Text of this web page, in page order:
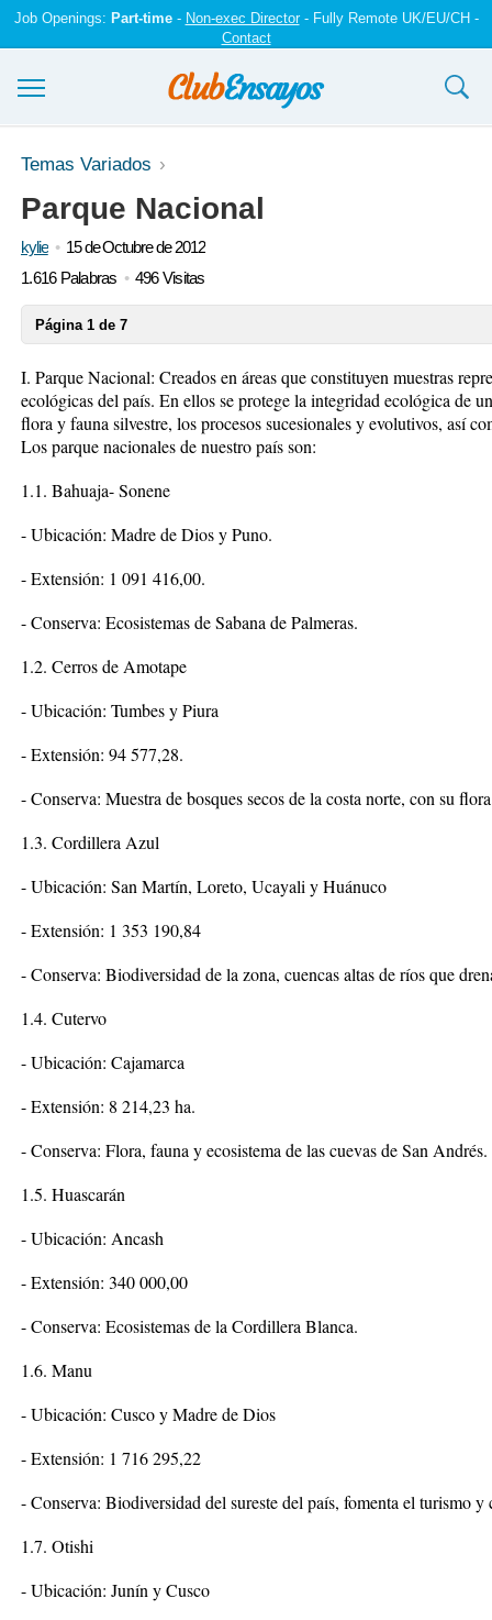
Job Openings: Part-time- Non-exec Director- Fully Remote UK/EU/CH -
Contact
Ensayos y trabajos
Registrarse
Iniciar sesión
Temas Variados
Parque Nacional
kylie
15 de Octubre de 2012
1.616 Palabras
496 Visitas
Página 1 de 7
I. Parque Nacional: Creados en áreas que constituyen muestras
ecológicas del país. En ellos se protege la integridad ecológica de
flora y fauna silvestre, los procesos sucesionales y evolutivos, así
Los parque nacionales de nuestro país son:
1.1. Bahuaja- Sonene
- Ubicación: Madre de Dios y Puno.
- Extensión: 1 091 416,00.
- Conserva: Ecosistemas de Sabana de Palmeras.
1.2. Cerros de Amotape
- Ubicación: Tumbes y Piura
- Extensión: 94 577,28.
- Conserva: Muestra de bosques secos de la costa norte, con su
1.3. Cordillera Azul
- Ubicación: San Martín, Loreto, Ucayali y Huánuco
- Extensión: 1 353 190,84
- Conserva: Biodiversidad de la zona, cuencas altas de ríos que
1.4. Cutervo
- Ubicación: Cajamarca
- Extensión: 8 214,23 ha.
- Conserva: Flora, fauna y ecosistema de las cuevas de San Andrés.
1.5. Huascarán
- Ubicación: Ancash
- Extensión: 340 000,00
- Conserva: Ecosistemas de la Cordillera Blanca.
1.6. Manu
- Ubicación: Cusco y Madre de Dios
- Extensión: 1 716 295,22
- Conserva: Biodiversidad del sureste del país, fomenta el turismo
1.7. Otishi
- Ubicación: Junín y Cusco